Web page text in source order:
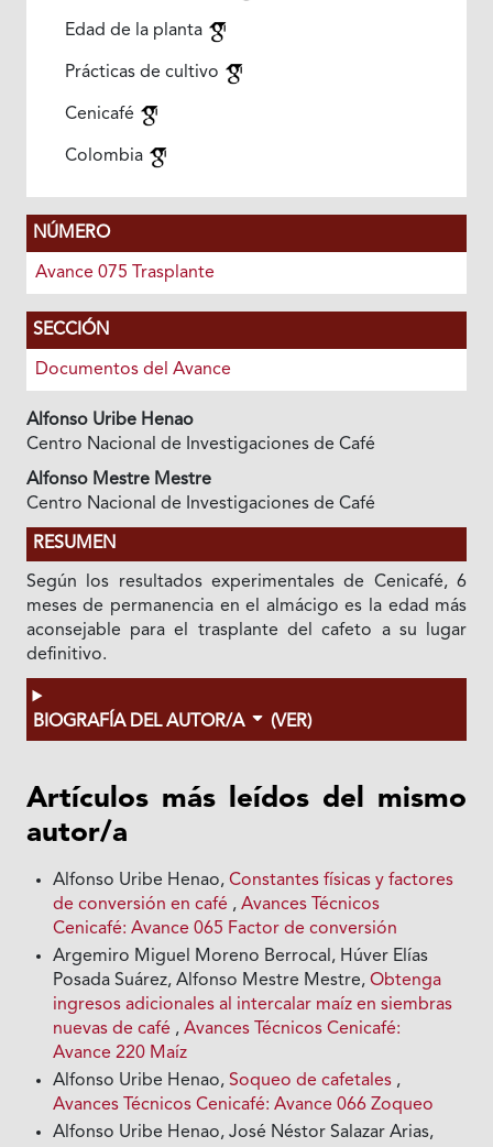
Edad de la planta
Prácticas de cultivo
Cenicafé
Colombia
NÚMERO
Avance 075 Trasplante
SECCIÓN
Documentos del Avance
Alfonso Uribe Henao
Centro Nacional de Investigaciones de Café
Alfonso Mestre Mestre
Centro Nacional de Investigaciones de Café
RESUMEN
Según los resultados experimentales de Cenicafé, 6
meses de permanencia en el almácigo es la edad más
aconsejable para el trasplante del cafeto a su lugar
definitivo.
BIOGRAFÍA DEL AUTOR/A (VER)
Artículos más leídos del mismo
autor/a
Alfonso Uribe Henao,Constantes físicas y factores
de conversión en café ,Avances Técnicos
Cenicafé: Avance 065 Factor de conversión
Argemiro Miguel Moreno Berrocal, Húver Elías
Posada Suárez, Alfonso Mestre Mestre,Obtenga
ingresos adicionales al intercalar maíz en siembras
nuevas de café ,Avances Técnicos Cenicafé:
Avance 220 Maíz
Alfonso Uribe Henao,Soqueo de cafetales ,
Avances Técnicos Cenicafé: Avance 066 Zoqueo
Alfonso Uribe Henao, José Néstor Salazar Arias,